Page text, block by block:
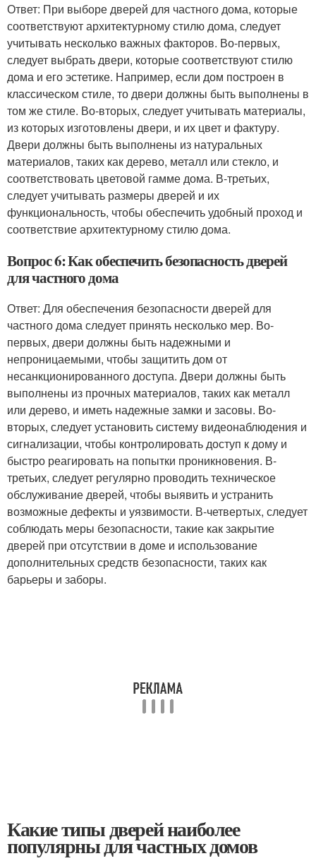
Ответ: При выборе дверей для частного дома, которые
соответствуют архитектурному стилю дома, следует
учитывать несколько важных факторов. Во-первых,
следует выбрать двери, которые соответствуют стилю
дома и его эстетике. Например, если дом построен в
классическом стиле, то двери должны быть выполнены в
том же стиле. Во-вторых, следует учитывать материалы,
из которых изготовлены двери, и их цвет и фактуру.
Двери должны быть выполнены из натуральных
материалов, таких как дерево, металл или стекло, и
соответствовать цветовой гамме дома. В-третьих,
следует учитывать размеры дверей и их
функциональность, чтобы обеспечить удобный проход и
соответствие архитектурному стилю дома.
Вопрос 6: Как обеспечить безопасность дверей
для частного дома
Ответ: Для обеспечения безопасности дверей для
частного дома следует принять несколько мер. Во-
первых, двери должны быть надежными и
непроницаемыми, чтобы защитить дом от
несанкционированного доступа. Двери должны быть
выполнены из прочных материалов, таких как металл
или дерево, и иметь надежные замки и засовы. Во-
вторых, следует установить систему видеонаблюдения и
сигнализации, чтобы контролировать доступ к дому и
быстро реагировать на попытки проникновения. В-
третьих, следует регулярно проводить техническое
обслуживание дверей, чтобы выявить и устранить
возможные дефекты и уязвимости. В-четвертых, следует
соблюдать меры безопасности, такие как закрытие
дверей при отсутствии в доме и использование
дополнительных средств безопасности, таких как
барьеры и заборы.
Какие типы дверей наиболее
популярны для частных домов